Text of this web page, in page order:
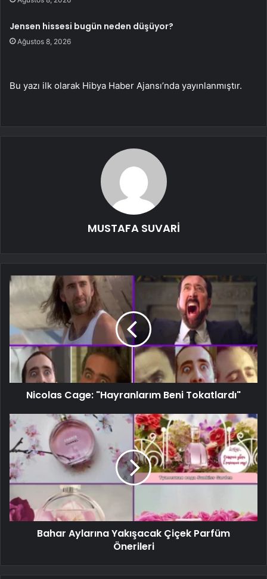
Jensen hissesi bugün neden düşüyor?
Ağustos 8, 2026
Bu yazı ilk olarak Hibya Haber Ajansı’nda yayınlanmıştır.
MUSTAFA SUVARİ
Nicolas Cage: "Hayranlarım Beni Tokatlardı"
Bahar Aylarına Yakışacak Çiçek Parfüm
Önerileri